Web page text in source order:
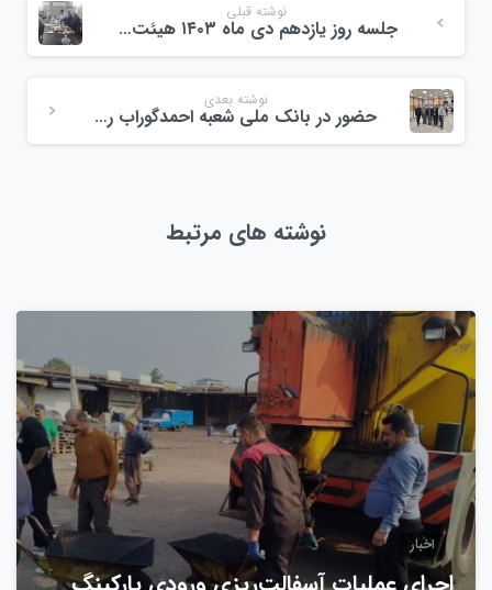
نوشته قبلی
جلسه روز یازدهم دی ماه ۱۴۰۳ هیئت امنا مجتمع میوه و تره بار ولیعصر
نوشته بعدی
حضور در بانک ملی شعبه احمدگوراب رشت
نوشته های مرتبط
اخبار